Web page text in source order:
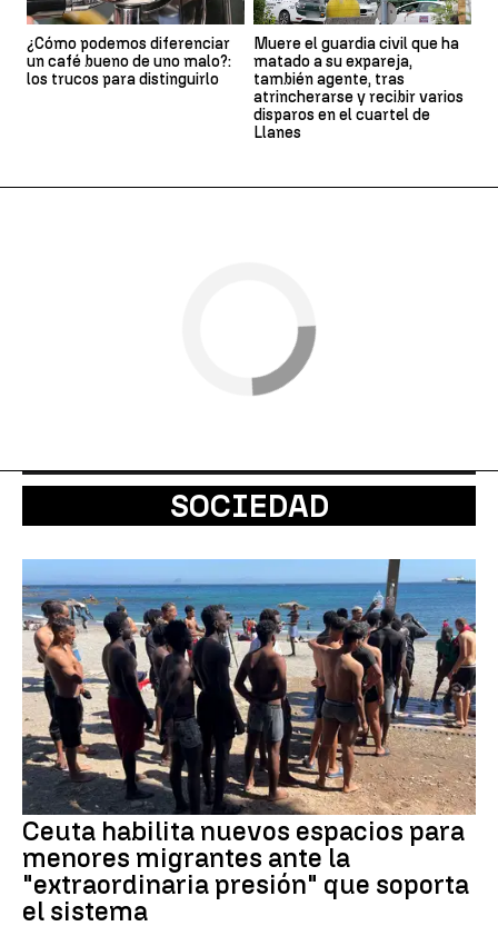
¿Cómo podemos diferenciar
un café bueno de uno malo?:
los trucos para distinguirlo
Muere el guardia civil que ha
matado a su expareja,
también agente, tras
atrincherarse y recibir varios
disparos en el cuartel de
Llanes
SOCIEDAD
Ceuta habilita nuevos espacios para
menores migrantes ante la
"extraordinaria presión" que soporta
el sistema